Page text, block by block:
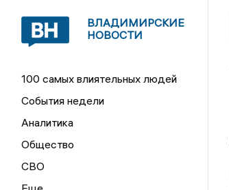
ВЛАДИМИРСКИЕ
НОВОСТИ
100 самых влиятельных людей
События недели
Аналитика
Общество
СВО